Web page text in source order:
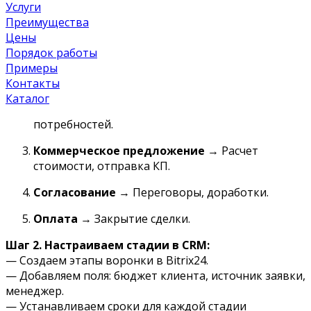
Услуги
Преимущества
Цены
Порядок работы
Примеры
Контакты
Каталог
2.Как
Шаг 1. Проектируем этапы
Пример для B2B:
Лид→ Заявка с сайта/звонка.
Первичный контакт
потребностей.
Коммерческое предложение → Расчет
стоимости, отправка КП.
Согласование → Переговоры, доработки.
Оплата → Закрытие сделки.
Шаг 2. Настраиваем стадии в CRM:
— Создаем этапы воронки в Bitrix24.
— Добавляем поля: бюджет клиента, источник заявки,
менеджер.
— Устанавливаем сроки для каждой стадии